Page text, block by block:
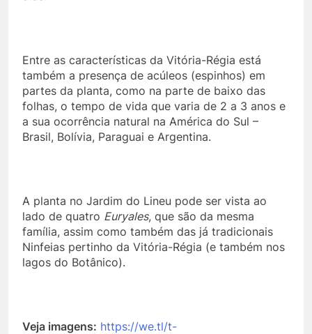
Entre as características da Vitória-Régia está
também a presença de acúleos (espinhos) em
partes da planta, como na parte de baixo das
folhas, o tempo de vida que varia de 2 a 3 anos e
a sua ocorrência natural na América do Sul –
Brasil, Bolívia, Paraguai e Argentina.
A planta no Jardim do Lineu pode ser vista ao
lado de quatro Euryales, que são da mesma
família, assim como também das já tradicionais
Ninfeias pertinho da Vitória-Régia (e também nos
lagos do Botânico).
Veja imagens: https://we.tl/t-